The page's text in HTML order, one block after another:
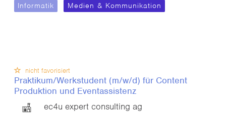
Informatik Medien & Kommunikation
nicht favorisiert
Praktikum/Werkstudent (m/w/d) für Content
Produktion und Eventassistenz
ec4u expert consulting ag